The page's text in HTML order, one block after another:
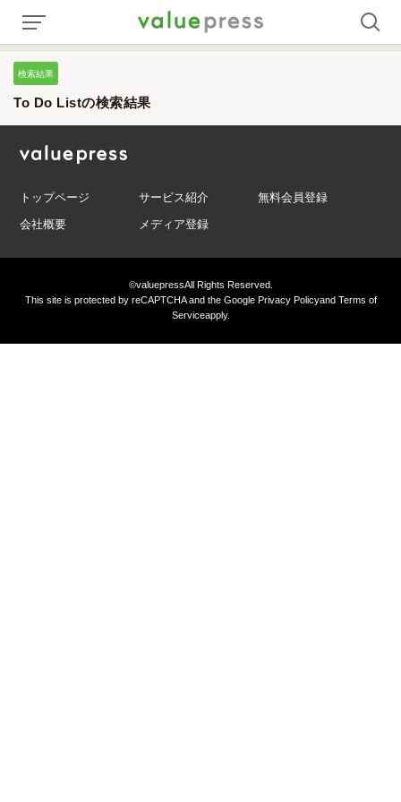
検索結果
To Do Listの検索結果
トップページ サービス紹介
無料会員登録
会社概要
メディア登録
©valuepressAll Rights Reserved.
This site is protected by reCAPTCHA and the GooglePrivacy Policyand Terms of
Serviceapply.